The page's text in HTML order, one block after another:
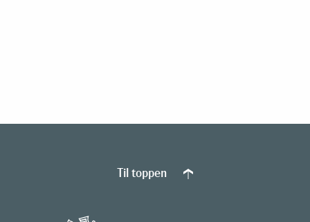
Til toppen